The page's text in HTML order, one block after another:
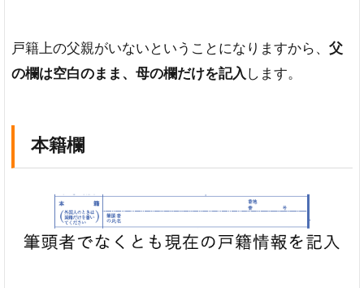
戸籍上の父親がいないということになりますから、 父
の欄は空白のまま、母の欄だけを記入 します。
本籍欄